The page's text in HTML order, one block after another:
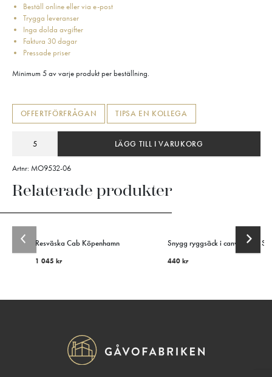
Beställ online eller via e-post
Trygga leveranser
Inga dolda avgifter
Faktura 30 dagar
Pressade priser
Minimum 5 av varje produkt per beställning.
OFFERTFÖRFRÅGAN TIPSA EN KOLLEGA
LÄGG TILL I VARUKORG
Artnr: MO9532-06
Relaterade produkter
Resväska Cab Köpenhamn
1 045 kr
Snygg ryggsäck i canvas från
440kr